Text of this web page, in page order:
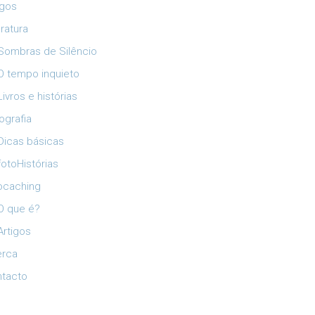
de Silêncio
tempo inquieto
e histórias
básicas
que é?